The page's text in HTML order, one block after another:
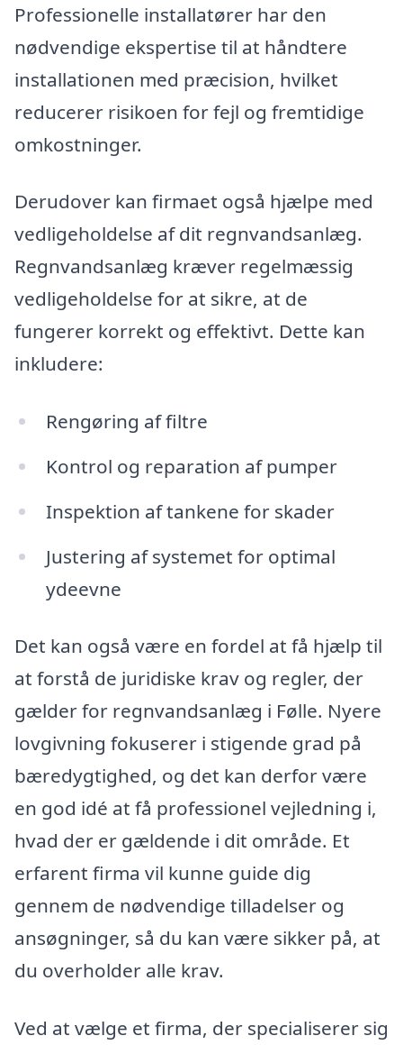
Professionelle installatører har den
nødvendige ekspertise til at håndtere
installationen med præcision, hvilket
reducerer risikoen for fejl og fremtidige
omkostninger.
Derudover kan firmaet også hjælpe med
vedligeholdelse af dit regnvandsanlæg.
Regnvandsanlæg kræver regelmæssig
vedligeholdelse for at sikre, at de
fungerer korrekt og effektivt. Dette kan
inkludere:
Rengøring af filtre
Kontrol og reparation af pumper
Inspektion af tankene for skader
Justering af systemet for optimal
ydeevne
Det kan også være en fordel at få hjælp til
at forstå de juridiske krav og regler, der
gælder for regnvandsanlæg i Følle. Nyere
lovgivning fokuserer i stigende grad på
bæredygtighed, og det kan derfor være
en god idé at få professionel vejledning i,
hvad der er gældende i dit område. Et
erfarent firma vil kunne guide dig
gennem de nødvendige tilladelser og
ansøgninger, så du kan være sikker på, at
du overholder alle krav.
Ved at vælge et firma, der specialiserer sig